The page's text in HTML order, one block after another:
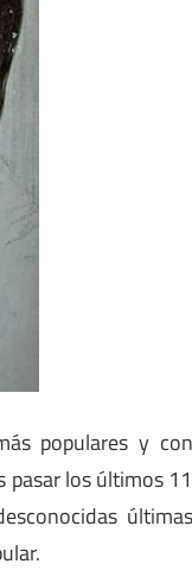
populares y con
pasar los últimos 11
últimas